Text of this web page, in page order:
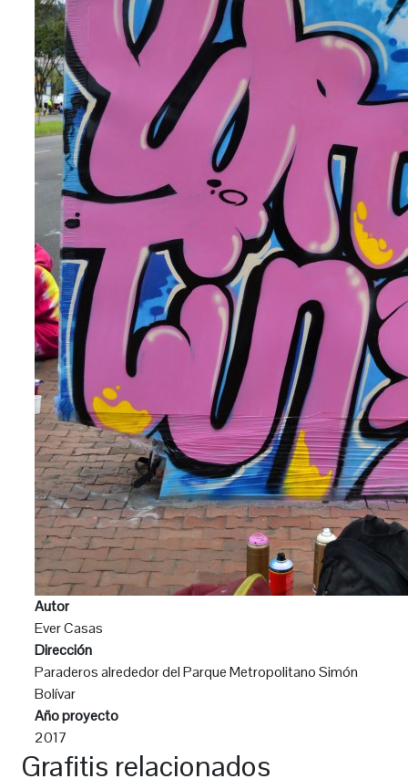
Autor
Ever Casas
Dirección
Paraderos alrededor del Parque Metropolitano Simón
Bolívar
Año proyecto
2017
Grafitis relacionados